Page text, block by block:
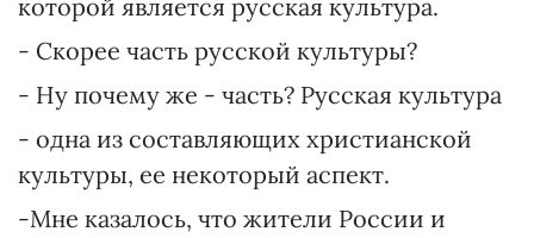
которой является русская культура.
- Скорее часть русской культуры?
- Ну почему же - часть? Русская культура
- одна из составляющих христианской
культуры, ее некоторый аспект.
-Мне казалось, что жители России и